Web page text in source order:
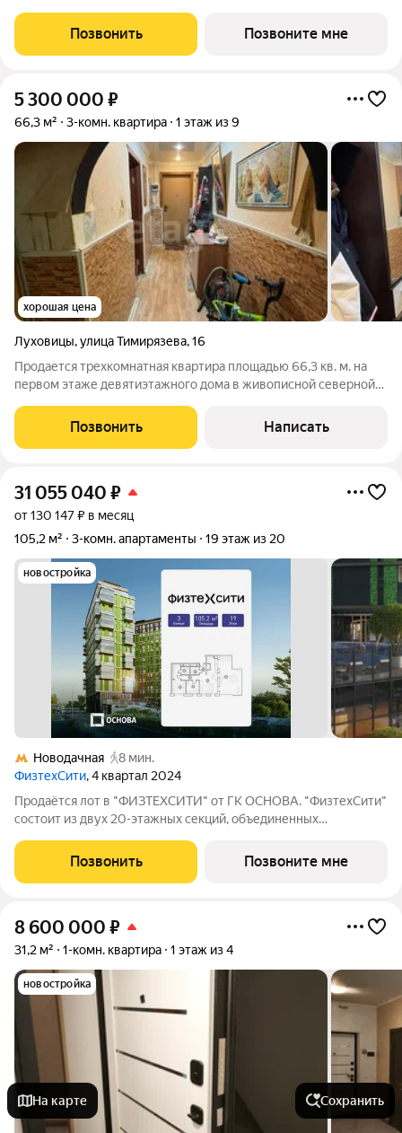
Несмотря на удаленность от многолюдных улиц и шумных
магистралей добраться до центра столицы не
Позвонить Позвоните мне
5 300 000 ₽
66,3 м² 3-комн. квартира 1 этаж из 9
хорошая цена
Луховицы,улица Тимирязева,16
Продается трехкомнатная квартира площадью 66,3 кв. м. на
первом этаже девятиэтажного дома в живописной северной
просторные комнаты создают атмосферу уюта и тепла. Кухня
площадью 10 кв. м. станет
Позвонить Написать
31 055 040 ₽
от 130 147 ₽ в месяц
105,2 м²
3-комн. апартаменты 19 этаж из 20
новостройка
Новодачная
8 мин.
ФизтехСити, 4 квартал 2024
Продаётся лот в "ФИЗТЕХСИТИ" от ГК ОСНОВА. "ФизтехСити"
состоит из двух 20-этажных секций, объединенных
панорамным остеклением. В кластере собственный
подземный паркинг и гостевые парковки, на первых
Позвонить Позвоните мне
8 600 000 ₽
31,2 м² 1-комн. квартира 1 этаж из 4
новостройка
На карте Сохранить